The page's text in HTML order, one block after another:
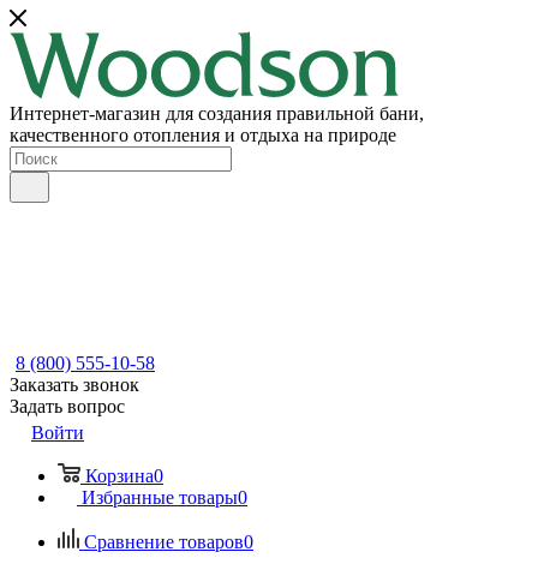
Интернет-магазин для создания правильной бани,
качественного отопления и отдыха на природе
8 (800) 555-10-58
Заказать звонок
Задать вопрос
Войти
Корзина0
Избранные товары0
Сравнение товаров0